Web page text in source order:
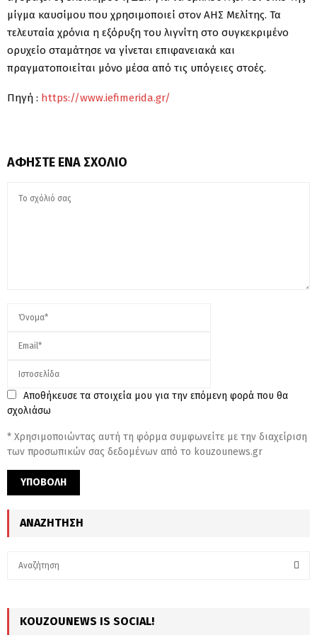
μίγμα καυσίμου που χρησιμοποιεί στον ΑΗΣ Μελίτης. Τα
τελευταία χρόνια η εξόρυξη του λιγνίτη στο συγκεκριμένο
ορυχείο σταμάτησε να γίνεται επιφανειακά και
πραγματοποιείται μόνο μέσα από τις υπόγειες στοές.
Πηγή : https://www.iefimerida.gr/
ΑΦΉΣΤΕ ΈΝΑ ΣΧΌΛΙΟ
Αποθήκευσε τα στοιχεία μου για την επόμενη φορά που θα
σχολιάσω
* Χρησιμοποιώντας αυτή τη φόρμα συμφωνείτε με την διαχείριση
των προσωπικών σας δεδομένων από το kouzounews.gr
ΑΝΑΖΉΤΗΣΗ
KOUZOUNEWS IS SOCIAL!